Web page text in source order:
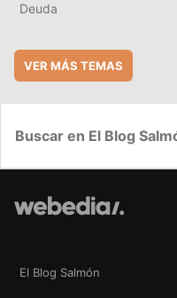
Deuda
VER MÁS TEMAS
El Blog Salmón